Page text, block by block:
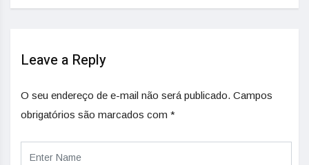
Leave a Reply
O seu endereço de e-mail não será publicado. Campos
obrigatórios são marcados com *